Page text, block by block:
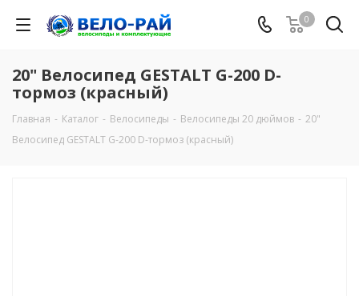
0
20" Велосипед GESTALT G-200 D-
тормоз (красный)
Главная - Каталог - Велосипеды - Велосипеды 20 дюймов - 20"
Велосипед GESTALT G-200 D-тормоз (красный)